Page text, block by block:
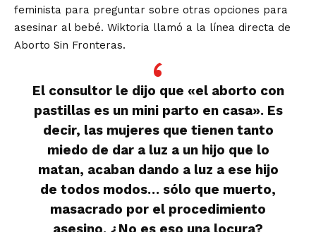
feminista para preguntar sobre otras opciones para
asesinar al bebé. Wiktoria llamó a la línea directa de
Aborto Sin Fronteras.
El consultor le dijo que «el aborto con
pastillas es un mini parto en casa». Es
decir, las mujeres que tienen tanto
miedo de dar a luz a un hijo que lo
matan, acaban dando a luz a ese hijo
de todos modos… sólo que muerto,
masacrado por el procedimiento